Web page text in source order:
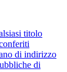
titolo
di indirizzo
di